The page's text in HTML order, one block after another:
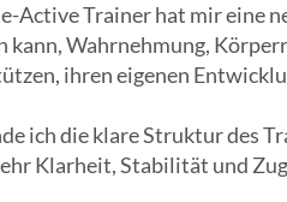
Active Trainer hat mir eine
kann, Wahrnehmung,
ihren eigenen
ich die klare Struktur des
Klarheit, Stabilität und